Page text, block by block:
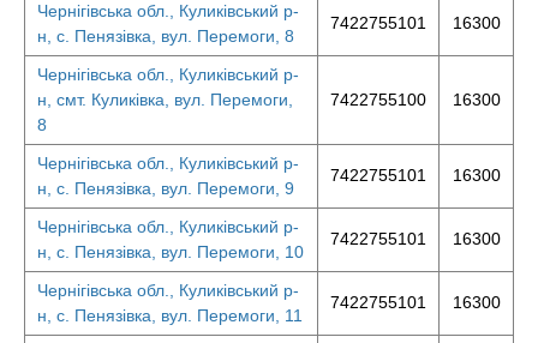
Чернігівська обл., Куликівський р-
н, с. Пенязівка, вул. Перемоги, 8
7422755101 16300
Чернігівська обл., Куликівський р-
н, смт. Куликівка, вул. Перемоги,
8
7422755100 16300
Чернігівська обл., Куликівський р-
н, с. Пенязівка, вул. Перемоги, 9
7422755101 16300
Чернігівська обл., Куликівський р-
н, с. Пенязівка, вул. Перемоги, 10
7422755101 16300
Чернігівська обл., Куликівський р-
н, с. Пенязівка, вул. Перемоги, 11
7422755101 16300